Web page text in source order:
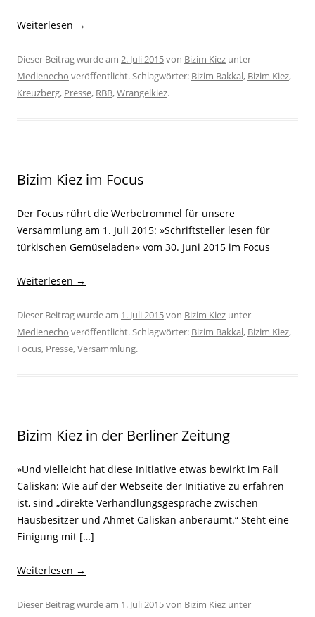
Weiterlesen →
Dieser Beitrag wurde am 2. Juli 2015von Bizim Kiez unter
Medienecho veröffentlicht. Schlagwörter: Bizim Bakkal, Bizim Kiez,
Kreuzberg, Presse, RBB,Wrangelkiez.
Bizim Kiez im Focus
Der Focus rührt die Werbetrommel für unsere
Versammlung am 1. Juli 2015: »Schriftsteller lesen für
türkischen Gemüseladen« vom 30. Juni 2015 im Focus
Weiterlesen →
Dieser Beitrag wurde am 1. Juli 2015von Bizim Kiez unter
Medienecho veröffentlicht. Schlagwörter: Bizim Bakkal, Bizim Kiez,
Focus, Presse,Versammlung.
Bizim Kiez in der Berliner Zeitung
»Und vielleicht hat diese Initiative etwas bewirkt im Fall
Caliskan: Wie auf der Webseite der Initiative zu erfahren
ist, sind „direkte Verhandlungsgespräche zwischen
Hausbesitzer und Ahmet Caliskan anberaumt.“ Steht eine
Einigung mit […]
Weiterlesen →
Dieser Beitrag wurde am 1. Juli 2015von Bizim Kiez unter